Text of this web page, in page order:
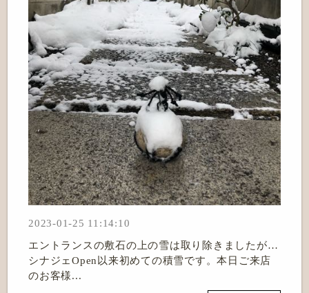
2023-01-25 11:14:10
エントランスの敷石の上の雪は取り除きましたが…
シナジェOpen以来初めての積雪です。本日ご来店
のお客様...